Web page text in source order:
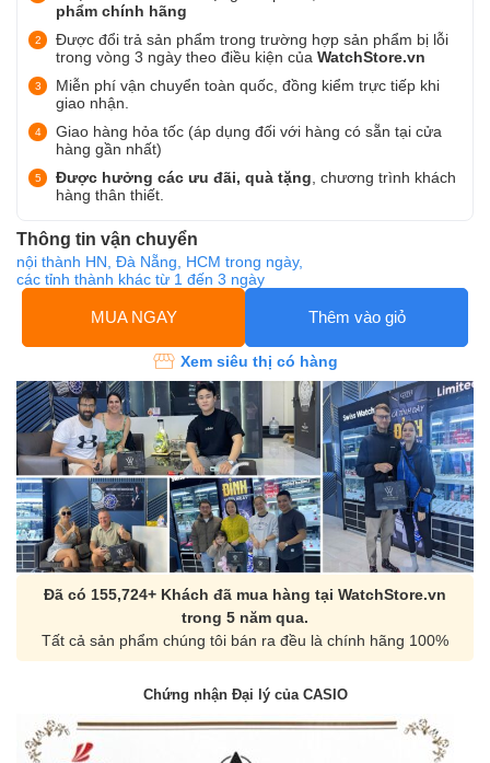
phẩm chính hãng
Được đổi trả sản phẩm trong trường hợp sản phẩm bị lỗi
trong vòng 3 ngày theo điều kiện của WatchStore.vn
Miễn phí vận chuyển toàn quốc, đồng kiểm trực tiếp khi
giao nhận.
Giao hàng hỏa tốc (áp dụng đối với hàng có sẵn tại cửa
hàng gần nhất)
Được hưởng các ưu đãi, quà tặng , chương trình khách
hàng thân thiết.
Thông tin vận chuyển
nội thành HN, Đà Nẵng, HCM trong ngày,
các tỉnh thành khác từ 1 đến 3 ngày
MUA NGAY Thêm vào giỏ
Xem siêu thị có hàng
Đã có 155,724+ Khách đã mua hàng tại WatchStore.vn
trong 5 năm qua.
Tất cả sản phẩm chúng tôi bán ra đều là chính hãng 100%
Chứng nhận Đại lý của CASIO